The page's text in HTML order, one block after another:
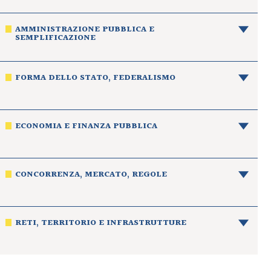
AMMINISTRAZIONE PUBBLICA E
SEMPLIFICAZIONE
FORMA DELLO STATO, FEDERALISMO
ECONOMIA E FINANZA PUBBLICA
CONCORRENZA, MERCATO, REGOLE
RETI, TERRITORIO E INFRASTRUTTURE